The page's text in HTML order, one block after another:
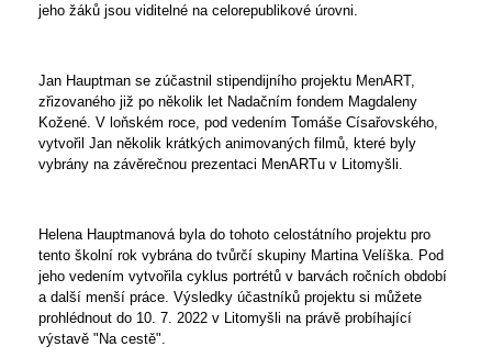
jeho žáků jsou viditelné na celorepublikové úrovni.
Jan Hauptman se zúčastnil stipendijního projektu MenART,
zřizovaného již po několik let Nadačním fondem Magdaleny
Kožené. V loňském roce, pod vedením Tomáše Císařovského,
vytvořil Jan několik krátkých animovaných filmů, které byly
vybrány na závěrečnou prezentaci MenARTu v Litomyšli.
Helena Hauptmanová byla do tohoto celostátního projektu pro
tento školní rok vybrána do tvůrčí skupiny Martina Velíška. Pod
jeho vedením vytvořila cyklus portrétů v barvách ročních období
a další menší práce. Výsledky účastníků projektu si můžete
prohlédnout do 10. 7. 2022 v Litomyšli na právě probíhající
výstavě "Na cestě".